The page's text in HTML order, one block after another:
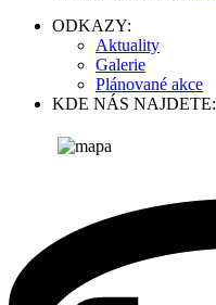
ODKAZY:
Aktuality
Galerie
Plánované akce
KDE NÁS NAJDETE: